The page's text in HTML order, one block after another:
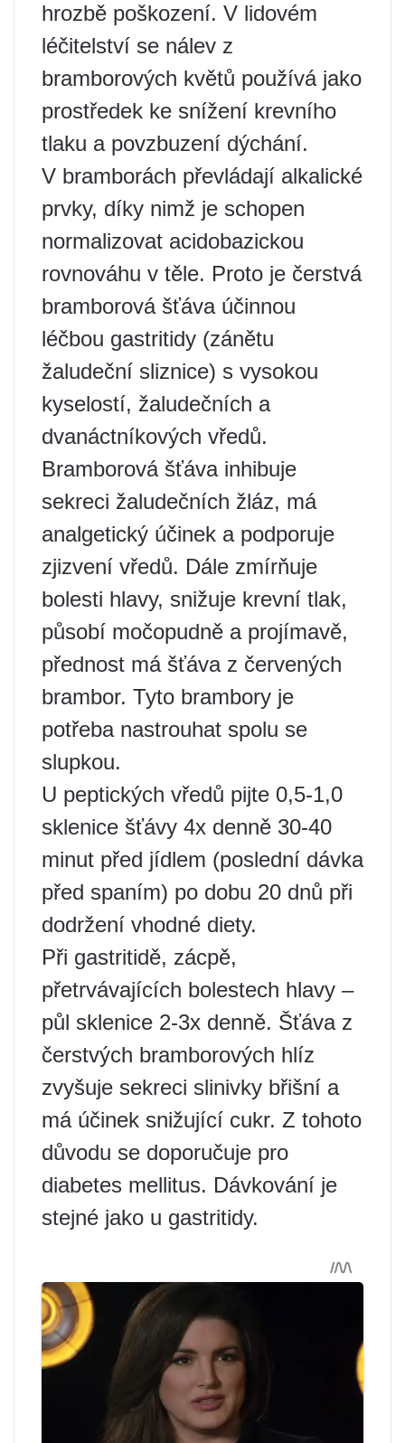
hrozbě poškození. V lidovém
léčitelství se nálev z
bramborových květů používá jako
prostředek ke snížení krevního
tlaku a povzbuzení dýchání.
V bramborách převládají alkalické
prvky, díky nimž je schopen
normalizovat acidobazickou
rovnováhu v těle. Proto je čerstvá
bramborová šťáva účinnou
léčbou gastritidy (zánětu
žaludeční sliznice) s vysokou
kyselostí, žaludečních a
dvanáctníkových vředů.
Bramborová šťáva inhibuje
sekreci žaludečních žláz, má
analgetický účinek a podporuje
zjizvení vředů. Dále zmírňuje
bolesti hlavy, snižuje krevní tlak,
působí močopudně a projímavě,
přednost má šťáva z červených
brambor. Tyto brambory je
potřeba nastrouhat spolu se
slupkou.
U peptických vředů pijte 0,5-1,0
sklenice šťávy 4x denně 30-40
minut před jídlem (poslední dávka
před spaním) po dobu 20 dnů při
dodržení vhodné diety.
Při gastritidě, zácpě,
přetrvávajících bolestech hlavy –
půl sklenice 2-3x denně. Šťáva z
čerstvých bramborových hlíz
zvyšuje sekreci slinivky břišní a
má účinek snižující cukr. Z tohoto
důvodu se doporučuje pro
diabetes mellitus. Dávkování je
stejné jako u gastritidy.